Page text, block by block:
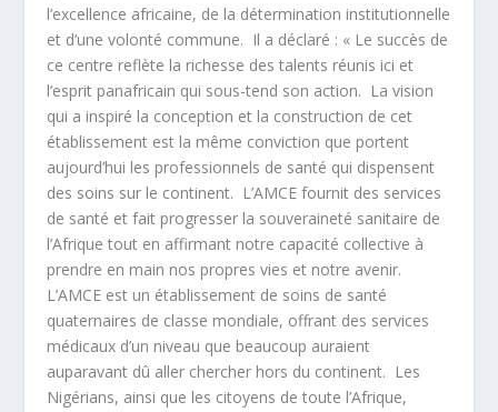
l’excellence africaine, de la détermination institutionnelle
et d’une volonté commune. Il a déclaré : « Le succès de
ce centre reflète la richesse des talents réunis ici et
l’esprit panafricain qui sous-tend son action. La vision
qui a inspiré la conception et la construction de cet
établissement est la même conviction que portent
aujourd’hui les professionnels de santé qui dispensent
des soins sur le continent. L’AMCE fournit des services
de santé et fait progresser la souveraineté sanitaire de
l’Afrique tout en affirmant notre capacité collective à
prendre en main nos propres vies et notre avenir.
L’AMCE est un établissement de soins de santé
quaternaires de classe mondiale, offrant des services
médicaux d’un niveau que beaucoup auraient
auparavant dû aller chercher hors du continent. Les
Nigérians, ainsi que les citoyens de toute l’Afrique,